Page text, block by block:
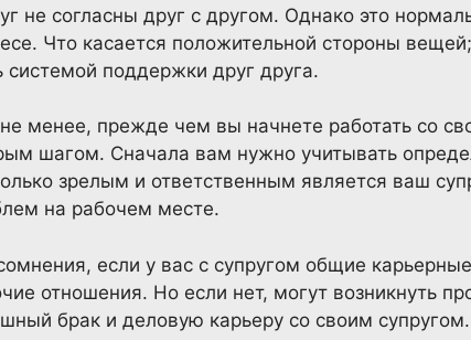
не согласны друг с другом. Однако это
Что касается положительной стороны
системой поддержки друг друга.
менее, прежде чем вы начнете работать со
шагом. Сначала вам нужно учитывать
зрелым и ответственным является ваш
на рабочем месте.
если у вас с супругом общие
отношения. Но если нет, могут возникнуть
брак и деловую карьеру со своим